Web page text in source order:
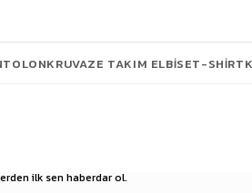
ilk sen haberdar ol.
KRUVAZE TAKIM ELBISET-SHIRT